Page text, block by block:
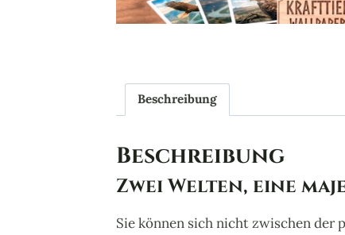
Beschreibung
Beschreibung
Zwei Welten, eine
Sie können sich nicht zwischen der